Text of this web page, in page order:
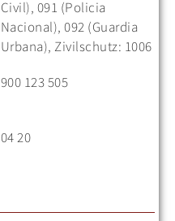
Urbana), Zivilschutz: 1006
900 123 505
04 20